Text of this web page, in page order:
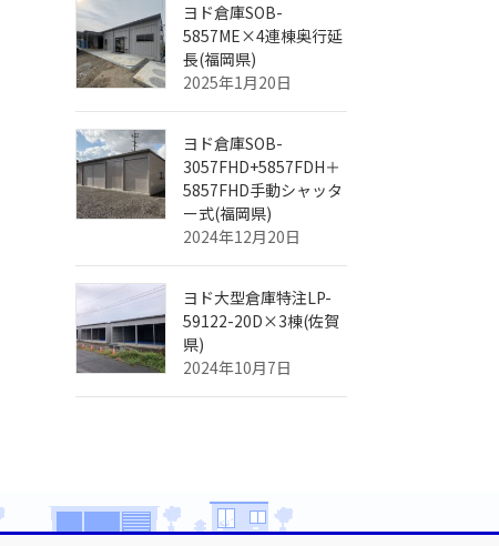
ヨド倉庫SOB-
5857ME×4連棟奥行延
長(福岡県)
2025年1月20日
ヨド倉庫SOB-
3057FHD+5857FDH＋
5857FHD手動シャッタ
ー式(福岡県)
2024年12月20日
ヨド大型倉庫特注LP-
59122-20D×3棟(佐賀
県)
2024年10月7日